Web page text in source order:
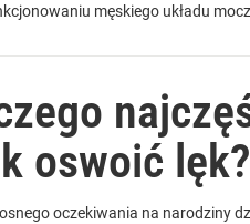
męskiego układu
oswoić lęk?
oczekiwania na narodziny